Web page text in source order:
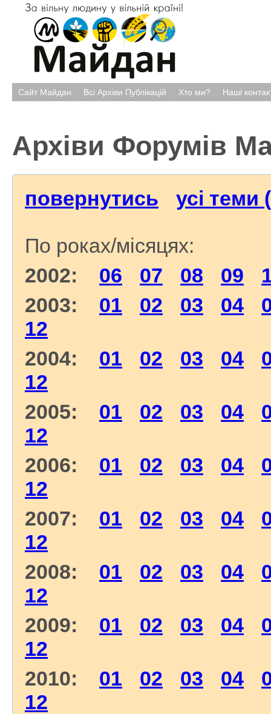
Сайт Майдан Всі Архіви Публікацій Хто ми? Наші
Архіви Форумів
повернутись усі теми
По роках/місяцях:
2002: 06 07 08 09
2003: 01 02 03 04
12
2004: 01 02 03 04
12
2005: 01 02 03 04
12
2006: 01 02 03 04
12
2007: 01 02 03 04
12
2008: 01 02 03 04
12
2009: 01 02 03 04
12
2010: 01 02 03 04
12